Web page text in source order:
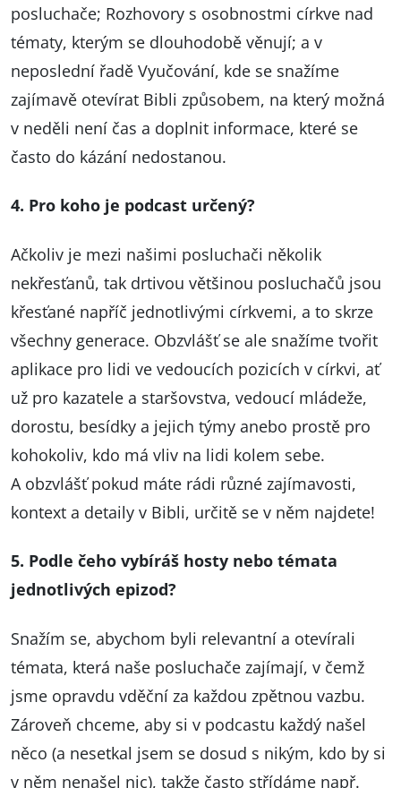
posluchače; Rozhovory s osobnostmi církve nad
tématy, kterým se dlouhodobě věnují; a v
neposlední řadě Vyučování, kde se snažíme
zajímavě otevírat Bibli způsobem, na který možná
v neděli není čas a doplnit informace, které se
často do kázání nedostanou.
4. Pro koho je podcast určený?
Ačkoliv je mezi našimi posluchači několik
nekřesťanů, tak drtivou většinou posluchačů jsou
křesťané napříč jednotlivými církvemi, a to skrze
všechny generace. Obzvlášť se ale snažíme tvořit
aplikace pro lidi ve vedoucích pozicích v církvi, ať
už pro kazatele a staršovstva, vedoucí mládeže,
dorostu, besídky a jejich týmy anebo prostě pro
kohokoliv, kdo má vliv na lidi kolem sebe.
A obzvlášť pokud máte rádi různé zajímavosti,
kontext a detaily v Bibli, určitě se v něm najdete!
5. Podle čeho vybíráš hosty nebo témata
jednotlivých epizod?
Snažím se, abychom byli relevantní a otevírali
témata, která naše posluchače zajímají, v čemž
jsme opravdu vděční za každou zpětnou vazbu.
Zároveň chceme, aby si v podcastu každý našel
něco (a nesetkal jsem se dosud s nikým, kdo by si
v něm nenašel nic), takže často střídáme např.